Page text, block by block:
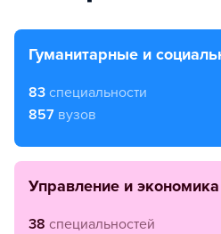
гуманитарные и
83 специальности
857 вузов
управление и экономика
38 специальностей